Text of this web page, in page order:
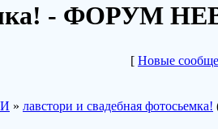
- ФОРУМ
[ Новые
» лавстори и свадебная фотосьемка!